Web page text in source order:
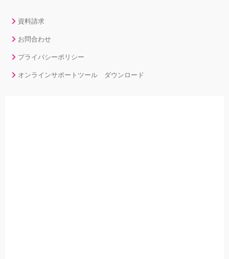
資料請求
お問合わせ
プライバシーポリシー
オンラインサポートツール ダウンロード